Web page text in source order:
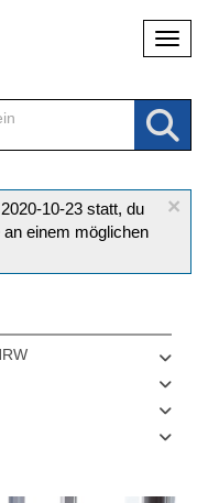
×
10-23 statt, du
einem möglichen